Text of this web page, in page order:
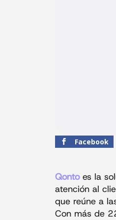
Facebook
Qontoes la
atención al
que reúne a
Con más de